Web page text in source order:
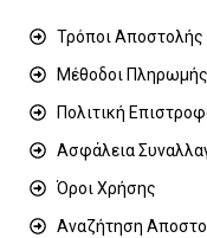
Τρόποι Αποστολής
Μέθοδοι Πληρωμής
Πολιτική
Ασφάλεια
Όροι Χρήσης
Αναζήτηση